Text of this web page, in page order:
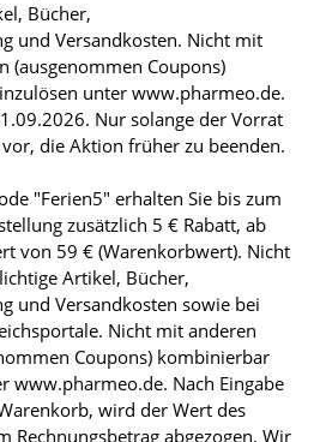
Bücher,
und Versandkosten. Nicht mit
(ausgenommen Coupons)
unter www.pharmeo.de.
Nur solange der Vorrat
die Aktion früher zu beenden.
"Ferien5" erhalten Sie bis zum
zusätzlich 5 € Rabatt, ab
von 59 € (Warenkorbwert). Nicht
Artikel, Bücher,
und Versandkosten sowie bei
Nicht mit anderen
Coupons) kombinierbar
www.pharmeo.de. Nach Eingabe
wird der Wert des
Rechnungsbetrag abgezogen. Wir